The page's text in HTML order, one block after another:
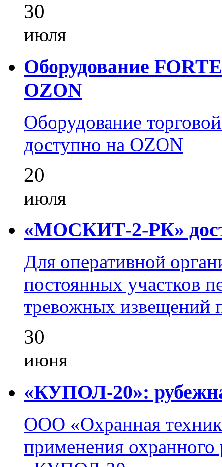
30
июля
Оборудование
OZON
Оборудование
доступно на OZON
20
июля
«МОСКИТ-2-РК»
Для оперативной
постоянных участков
тревожных извещений
30
июня
«КУПОЛ-20»:
ООО «Охранная
применения охранного